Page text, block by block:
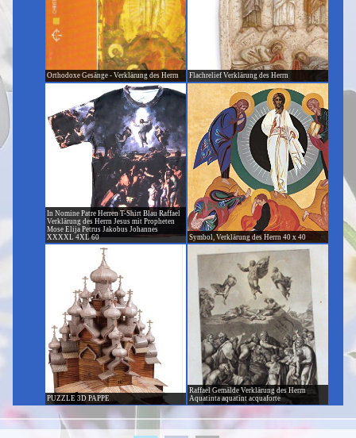
Orthodoxe Gesänge - Verklärung des Herrn Flachrelief Verklärung des Herrn
In Nomine Patre Herren T-Shirt Blau Raffael
Verklärung des Herrn Jesus mit Propheten
Mose Elija Petrus Jakobus Johannes
XXXXL 4XL 60
Symbol, Verklärung des Herrn 40 x 40
PUZZLE 3D PAPPE
Raffael Gemälde Verklärung des Herrn
Aquatinta aquatint acquaforte